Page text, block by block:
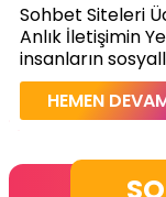
Sohbet Siteleri
Anlık İletişimin
insanların
HEMEN